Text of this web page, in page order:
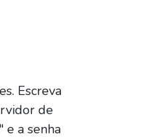
Escreva
de
a senha